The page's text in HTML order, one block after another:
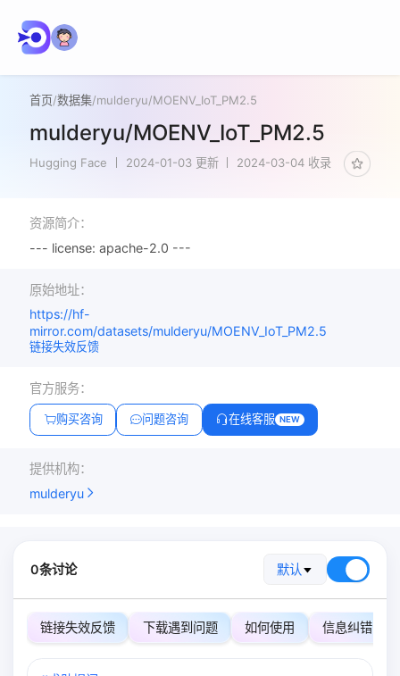
首页/数据集/mulderyu/MOENV_IoT_PM2.5
mulderyu/MOENV_IoT_PM2.5
Hugging Face 2024-01-03 更新 2024-03-04 收录
资源简介：
--- license: apache-2.0 ---
原始地址：
https://hf-
mirror.com/datasets/mulderyu/MOENV_IoT_PM2.5
链接失效反馈
官方服务：
购买咨询 问题咨询 在线客服 NEW
提供机构：
mulderyu
0条讨论 默认
链接失效反馈 下载遇到问题 如何使用 信息纠错